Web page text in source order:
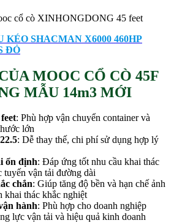
cổ cò XINHONGDONG 45 feet
SHACMAN X6000 460HP
ĐỎ
MOOC CỔ CÒ 45F
MẪU 14m3 MỚI
: Phù hợp vận chuyển container và
lớn
2.5: Dễ thay thế, chi phí sử dụng hợp lý
ổn định: Đáp ứng tốt nhu cầu khai thác
tuyến vận tải đường dài
chắn: Giúp tăng độ bền và hạn chế ảnh
khai thác khắc nghiệt
hành: Phù hợp cho doanh nghiệp
lực vận tải và hiệu quả kinh doanh